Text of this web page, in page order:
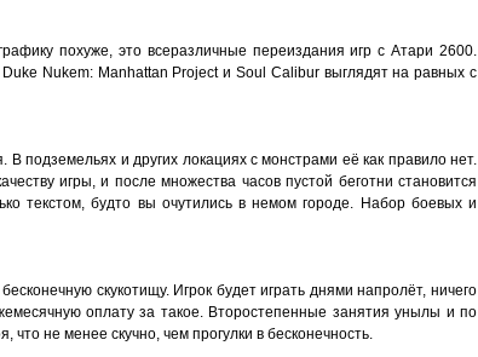
похуже, это всеразличные переиздания игр с Атари 2600.
Nukem: Manhattan Project и Soul Calibur выглядят на равных с
подземельях и других локациях с монстрами её как правило нет.
игры, и после множества часов пустой беготни становится
текстом, будто вы очутились в немом городе. Набор боевых и
скукотищу. Игрок будет играть днями напролёт, ничего
оплату за такое. Второстепенные занятия унылы и по
не менее скучно, чем прогулки в бесконечность.